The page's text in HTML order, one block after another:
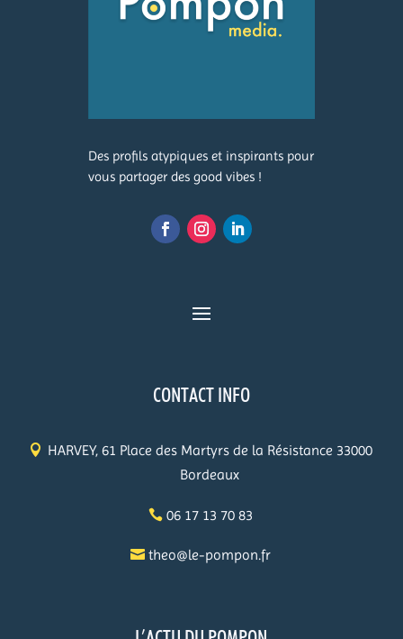
Des profils atypiques et inspirants pour
vous partager des good vibes !
CONTACT INFO
HARVEY, 61 Place des Martyrs de la Résistance 33000
Bordeaux
06 17 13 70 83
theo@le-pompon.fr